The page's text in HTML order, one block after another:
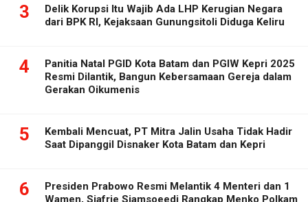
3
Delik Korupsi Itu Wajib Ada LHP Kerugian Negara
dari BPK RI, Kejaksaan Gunungsitoli Diduga Keliru
4
Panitia Natal PGID Kota Batam dan PGIW Kepri 2025
Resmi Dilantik, Bangun Kebersamaan Gereja dalam
Gerakan Oikumenis
5
Kembali Mencuat, PT Mitra Jalin Usaha Tidak Hadir
Saat Dipanggil Disnaker Kota Batam dan Kepri
6
Presiden Prabowo Resmi Melantik 4 Menteri dan 1
Wamen, Sjafrie Sjamsoeedi Rangkap Menko Polkam